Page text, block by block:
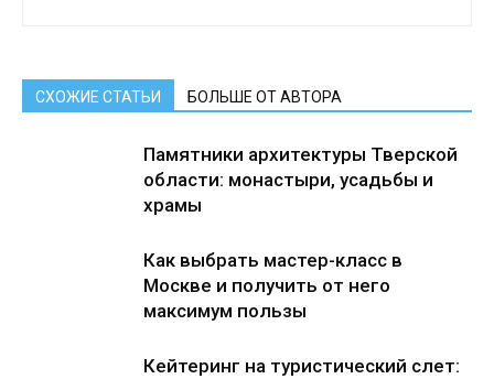
СХОЖИЕ СТАТЬИ БОЛЬШЕ ОТ АВТОРА
Памятники архитектуры Тверской
области: монастыри, усадьбы и
храмы
Как выбрать мастер-класс в
Москве и получить от него
максимум пользы
Кейтеринг на туристический слет: